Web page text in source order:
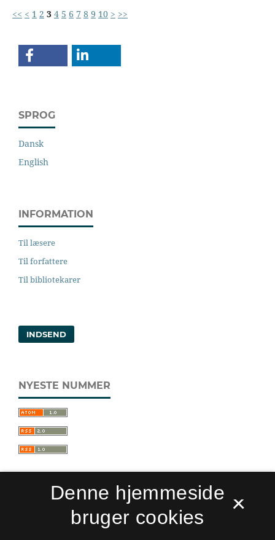
<< < 1 2 3 4 5 6 7 8 9 10 > >>
SPROG
Dansk
English
INFORMATION
Til læsere
Til forfattere
Til bibliotekarer
INDSEND
NYESTE NUMMER
Sprogforum. Tidsskrift for sprog- og
kulturpædagogik
×
Denne hjemmeside
bruger cookies